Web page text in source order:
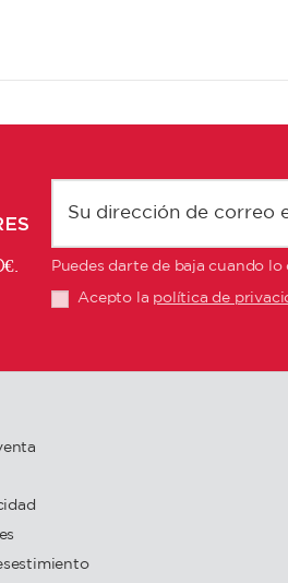
Puedes darte de baja cuando
Acepto la política de